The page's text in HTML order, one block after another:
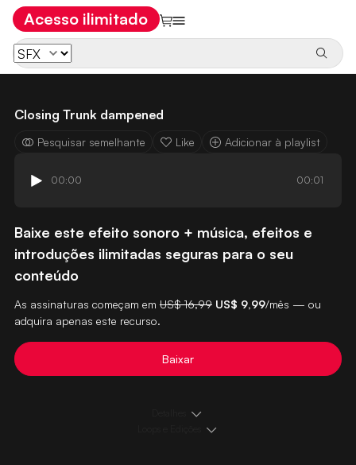
Acesso ilimitado
Closing Trunk dampened
Pesquisar semelhante Like Adicionar à playlist
00:00 00:01
Baixe este efeito sonoro + música, efeitos e
introduções ilimitadas seguras para o seu
conteúdo
As assinaturas começam em US$ 16,99 US$ 9,99/mês — ou
adquira apenas este recurso.
Baixar